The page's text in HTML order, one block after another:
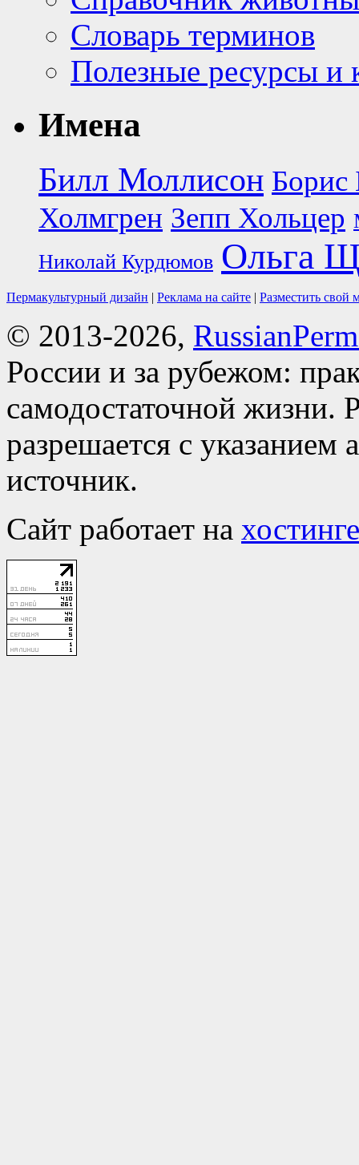
Словарь терминов
Полезные ресурсы и
Имена
Билл Моллисон Борис
Холмгрен Зепп Хольцер
Николай Курдюмов Ольга
Пермакультурный дизайн | Реклама на сайте | Разместить свой
© 2013-2026,
России и за рубежом:
самодостаточной жизни.
разрешается с указанием
источник.
Сайт работает на